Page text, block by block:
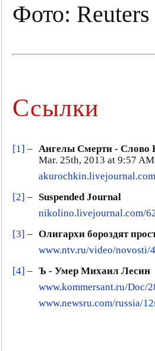
Фото: Reuters
Ссылки
[1] – Ангелы Смерти - Слово
Mar. 25th, 2013 at 9:57 AM
[2] – Suspended Journal
nikolino.livejournal.com/
[3] – Олигархи бороздят
www.ntv.ru/video/novosti/
[4] – Ъ - Умер Михаил Лесин
www.kommersant.ru/Doc/
www.newsru.com/russia/